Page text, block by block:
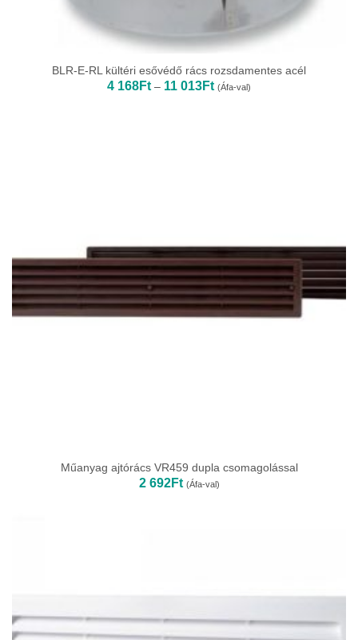
BLR-E-RL kültéri esővédő rács rozsdamentes acél
4 168Ft – 11 013FtÁrtartomány:
4
(Áfa-val)
Műanyag ajtórács VR459 dupla csomagolással
2 692Ft (Áfa-val)